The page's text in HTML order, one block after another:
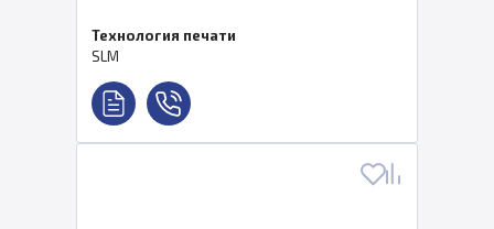
Технология печати
SLM